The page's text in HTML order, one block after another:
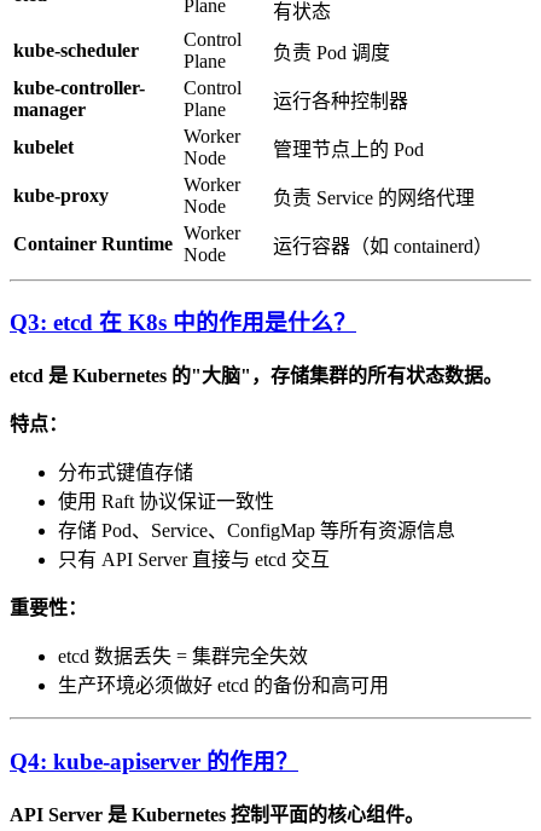
Plane
有状态
kube-scheduler
Control
Plane
负责 Pod 调度
kube-controller-
manager
Control
Plane
运行各种控制器
kubelet
Worker
Node
管理节点上的 Pod
kube-proxy
Worker
Node
负责 Service 的网络代理
Container Runtime
Worker
Node
运行容器（如 containerd）
Q3: etcd 在 K8s 中的作用是什么？
etcd 是 Kubernetes 的"大脑"，存储集群的所有状态数据。
特点：
分布式键值存储
使用 Raft 协议保证一致性
存储 Pod、Service、ConfigMap 等所有资源信息
只有 API Server 直接与 etcd 交互
重要性：
etcd 数据丢失 = 集群完全失效
生产环境必须做好 etcd 的备份和高可用
Q4: kube-apiserver 的作用？
API Server 是 Kubernetes 控制平面的核心组件。